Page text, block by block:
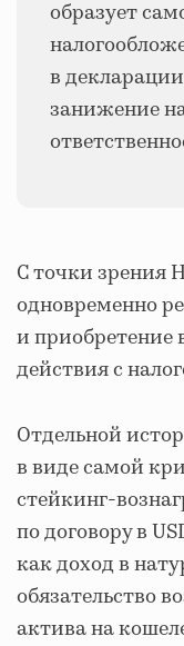
образует
в
занижение
С точки зрения
одновременно
и приобретение
действия с
Отдельной
в виде самой
стейкинг-
по договору в
как доход в
обязательство
актива на